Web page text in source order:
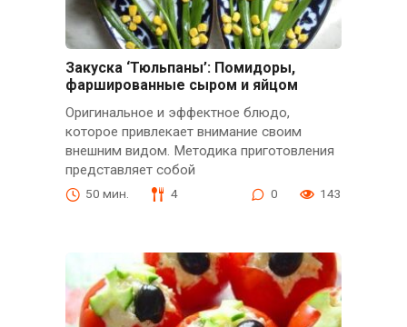
Закуска ‘Тюльпаны’: Помидоры,
фаршированные сыром и яйцом
Оригинальное и эффектное блюдо,
которое привлекает внимание своим
внешним видом. Методика приготовления
представляет собой
50 мин. 4 0 143